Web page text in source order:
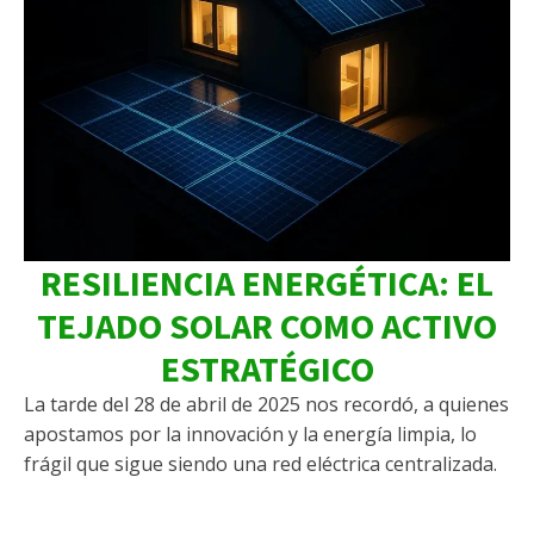
RESILIENCIA ENERGÉTICA: EL
TEJADO SOLAR COMO ACTIVO
ESTRATÉGICO
La tarde del 28 de abril de 2025 nos recordó, a quienes
apostamos por la innovación y la energía limpia, lo
frágil que sigue siendo una red eléctrica centralizada.